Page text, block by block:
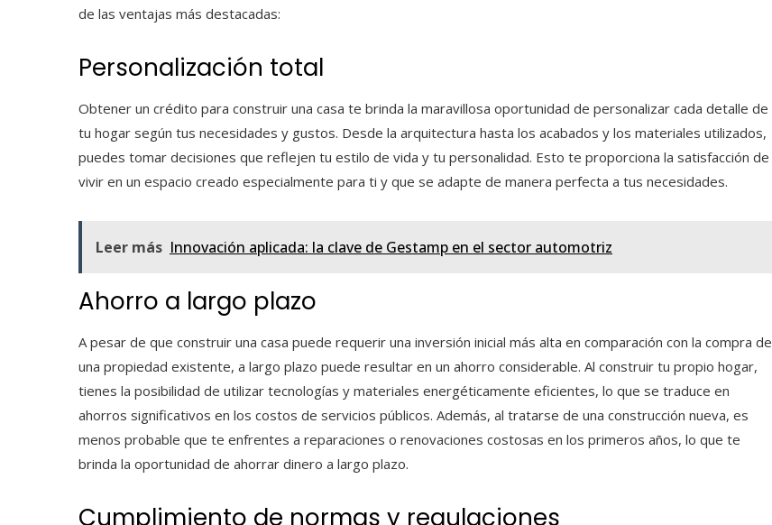
de las ventajas más destacadas:
Personalización total
Obtener un crédito para construir una casa te brinda la maravillosa oportunidad de personalizar cada detalle de
tu hogar según tus necesidades y gustos. Desde la arquitectura hasta los acabados y los materiales utilizados,
puedes tomar decisiones que reflejen tu estilo de vida y tu personalidad. Esto te proporciona la satisfacción de
vivir en un espacio creado especialmente para ti y que se adapte de manera perfecta a tus necesidades.
Leer más Innovación aplicada: la clave de Gestamp en el sector automotriz
Ahorro a largo plazo
A pesar de que construir una casa puede requerir una inversión inicial más alta en comparación con la compra de
una propiedad existente, a largo plazo puede resultar en un ahorro considerable. Al construir tu propio hogar,
tienes la posibilidad de utilizar tecnologías y materiales energéticamente eficientes, lo que se traduce en
ahorros significativos en los costos de servicios públicos. Además, al tratarse de una construcción nueva, es
menos probable que te enfrentes a reparaciones o renovaciones costosas en los primeros años, lo que te
brinda la oportunidad de ahorrar dinero a largo plazo.
Cumplimiento de normas y regulaciones